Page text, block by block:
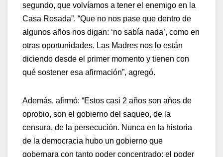
segundo, que volvíamos a tener el enemigo en la
Casa Rosada”. “Que no nos pase que dentro de
algunos años nos digan: ‘no sabía nada’, como en
otras oportunidades. Las Madres nos lo están
diciendo desde el primer momento y tienen con
qué sostener esa afirmación”, agregó.
Además, afirmó: “Estos casi 2 años son años de
oprobio, son el gobierno del saqueo, de la
censura, de la persecución. Nunca en la historia
de la democracia hubo un gobierno que
gobernara con tanto poder concentrado: el poder